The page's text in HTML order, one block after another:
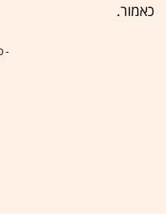
כאמור.
-